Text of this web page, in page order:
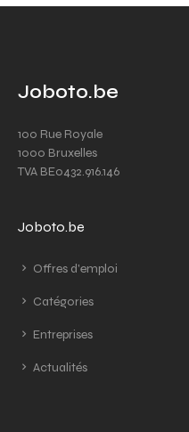
Joboto.be
100 Rue Royale
1000 Bruxelles
TVA BE0432.916.146
Joboto.be
Offres d'emploi
Catégories
Entreprises
Actualités